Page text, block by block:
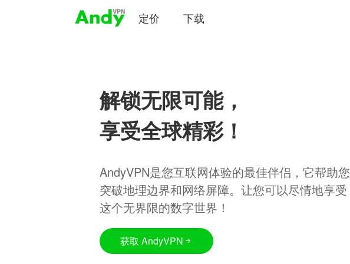
定价 下载
解锁无限可能，
享受全球精彩！
AndyVPN是您互联网体验的最佳伴侣，它帮助您
突破地理边界和网络屏障。让您可以尽情地享受
这个无界限的数字世界！
获取 AndyVPN